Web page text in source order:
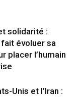
solidarité :
évoluer sa
placer l’humain
Unis et l’Iran :